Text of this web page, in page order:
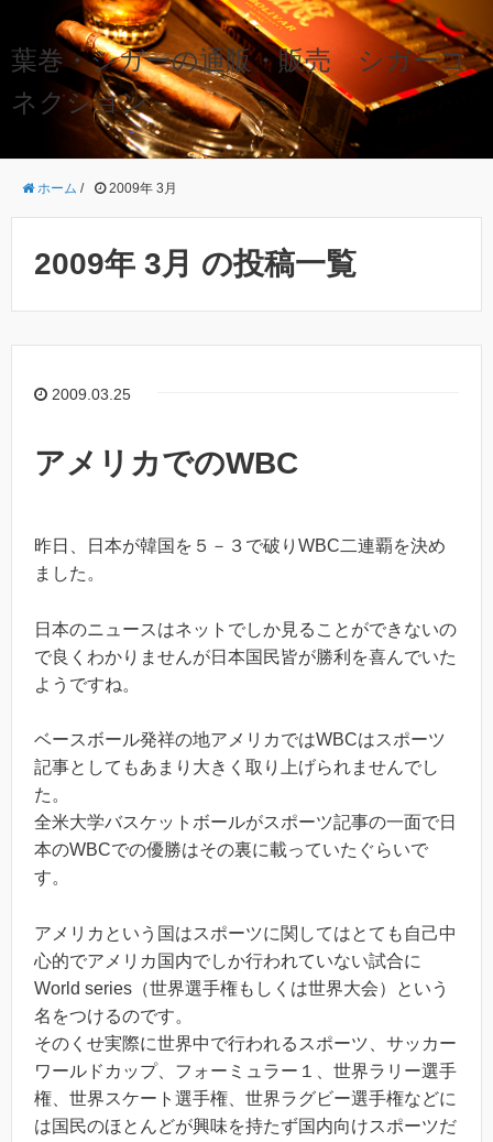
葉巻・シガーの通販・販売 シガーコ
ネクション
ホーム / 2009年 3月
2009年 3月 の投稿一覧
2009.03.25
アメリカでのWBC
昨日、日本が韓国を５－３で破りWBC二連覇を決め
ました。
日本のニュースはネットでしか見ることができないの
で良くわかりませんが日本国民皆が勝利を喜んでいた
ようですね。
ベースボール発祥の地アメリカではWBCはスポーツ
記事としてもあまり大きく取り上げられませんでし
た。
全米大学バスケットボールがスポーツ記事の一面で日
本のWBCでの優勝はその裏に載っていたぐらいで
す。
アメリカという国はスポーツに関してはとても自己中
心的でアメリカ国内でしか行われていない試合に
World series（世界選手権もしくは世界大会）という
名をつけるのです。
そのくせ実際に世界中で行われるスポーツ、サッカー
ワールドカップ、フォーミュラー１、世界ラリー選手
権、世界スケート選手権、世界ラグビー選手権などに
は国民のほとんどが興味を持たず国内向けスポーツだ